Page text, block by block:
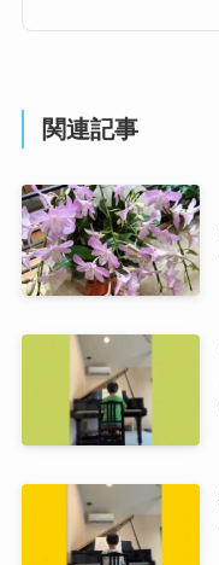
関連記事